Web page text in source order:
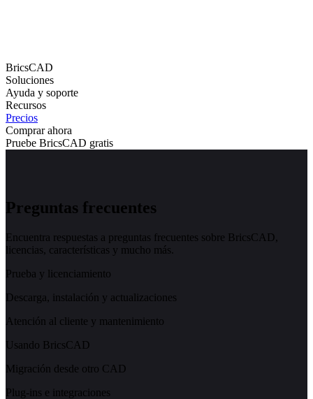
BricsCAD
Soluciones
Ayuda y soporte
Recursos
Precios
Comprar ahora
Pruebe BricsCAD gratis
Preguntas frecuentes
Encuentra respuestas a preguntas frecuentes sobre BricsCAD,
licencias, características y mucho más.
Prueba y licenciamiento
Descarga, instalación y actualizaciones
Atención al cliente y mantenimiento
Usando BricsCAD
Migración desde otro CAD
Plug-ins e integraciones